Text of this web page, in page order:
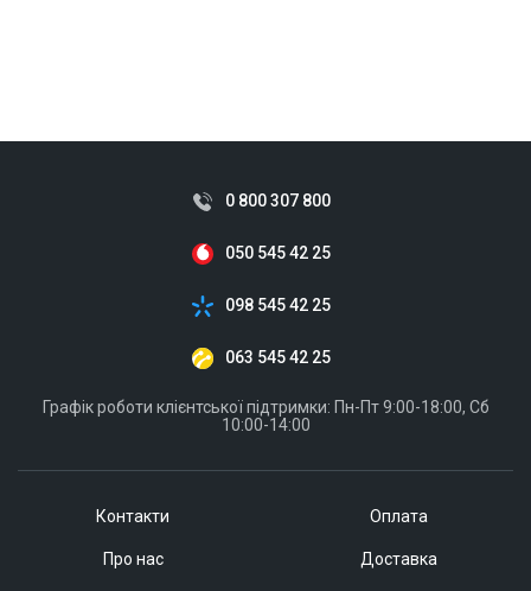
Контакти
Про нас
Оплата
Доставка
0 800 307 800
050 545 42 25
098 545 42 25
063 545 42 25
Графік роботи клієнтської підтримки: Пн-Пт 9:00-18:00, Сб
10:00-14:00